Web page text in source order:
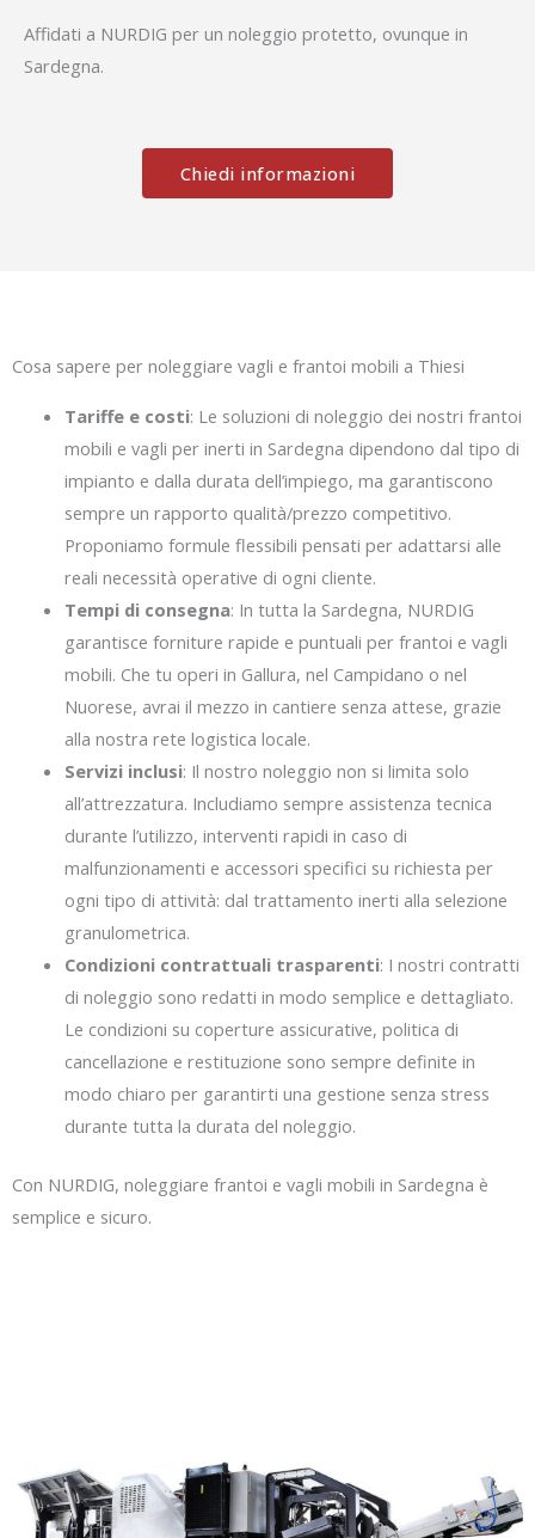
Affidati a NURDIG per un noleggio protetto, ovunque in
Sardegna.
Chiedi informazioni
Cosa sapere per noleggiare vagli e frantoi mobili a Thiesi
Tariffe e costi: Le soluzioni di noleggio dei nostri frantoi
mobili e vagli per inerti in Sardegna dipendono dal tipo di
impianto e dalla durata dell’impiego, ma garantiscono
sempre un rapporto qualità/prezzo competitivo.
Proponiamo formule flessibili pensati per adattarsi alle
reali necessità operative di ogni cliente.
Tempi di consegna: In tutta la Sardegna, NURDIG
garantisce forniture rapide e puntuali per frantoi e vagli
mobili. Che tu operi in Gallura, nel Campidano o nel
Nuorese, avrai il mezzo in cantiere senza attese, grazie
alla nostra rete logistica locale.
Servizi inclusi: Il nostro noleggio non si limita solo
all’attrezzatura. Includiamo sempre assistenza tecnica
durante l’utilizzo, interventi rapidi in caso di
malfunzionamenti e accessori specifici su richiesta per
ogni tipo di attività: dal trattamento inerti alla selezione
granulometrica.
Condizioni contrattuali trasparenti: I nostri contratti
di noleggio sono redatti in modo semplice e dettagliato.
Le condizioni su coperture assicurative, politica di
cancellazione e restituzione sono sempre definite in
modo chiaro per garantirti una gestione senza stress
durante tutta la durata del noleggio.
Con NURDIG, noleggiare frantoi e vagli mobili in Sardegna è
semplice e sicuro.